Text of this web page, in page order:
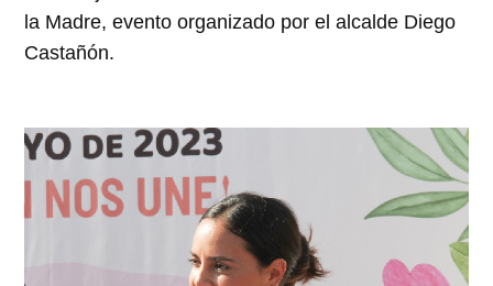
la Madre, evento organizado por el alcalde Diego
Castañón.